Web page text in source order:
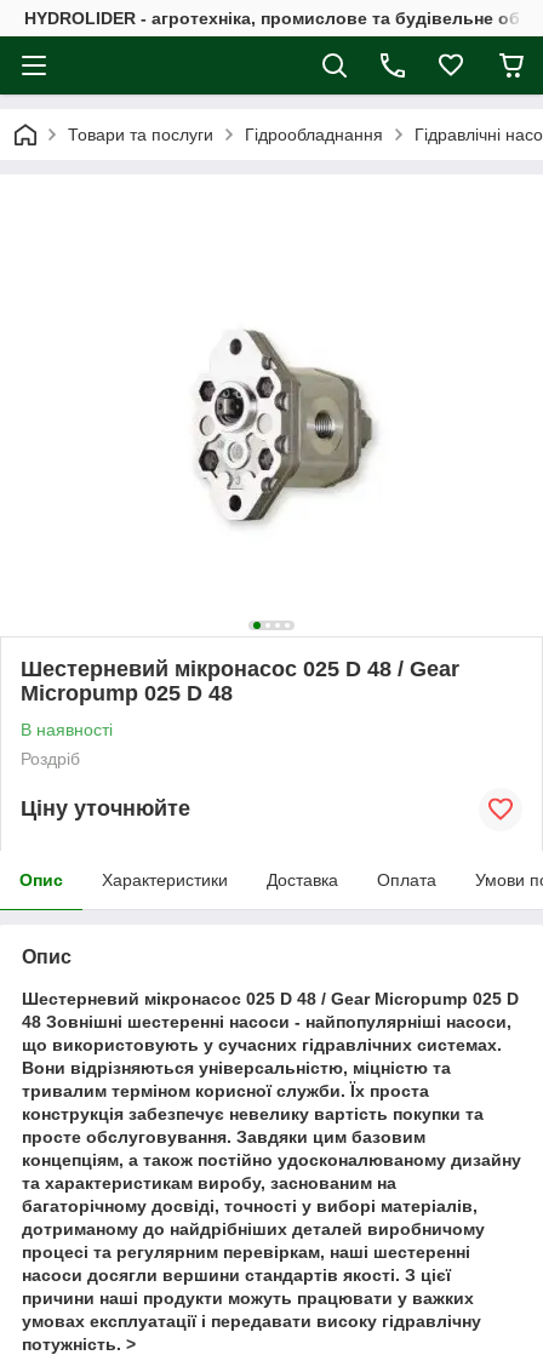
HYDROLIDER - агротехніка, промислове та будівельне
Товари та послуги Гідрообладнання Гідравлічні
Шестерневий мікронасос 025 D 48 / Gear
Micropump 025 D 48
В наявності
Роздріб
Ціну уточнюйте
Опис Характеристики Доставка Оплата Умови
Опис
Шестерневий мікронасос 025 D 48 / Gear Micropump 025 D
48 Зовнішні шестеренні насоси - найпопулярніші насоси,
що використовують у сучасних гідравлічних системах.
Вони відрізняються універсальністю, міцністю та
тривалим терміном корисної служби. Їх проста
конструкція забезпечує невелику вартість покупки та
просте обслуговування. Завдяки цим базовим
концепціям, а також постійно удосконалюваному дизайну
та характеристикам виробу, заснованим на
багаторічному досвіді, точності у виборі матеріалів,
дотриманому до найдрібніших деталей виробничому
процесі та регулярним перевіркам, наші шестеренні
насоси досягли вершини стандартів якості. З цієї
причини наші продукти можуть працювати у важких
умовах експлуатації і передавати високу гідравлічну
потужність. >